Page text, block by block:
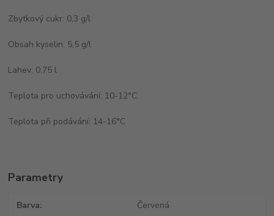
Zbytkový cukr: 0,3 g/l
Obsah kyselin: 5,5 g/l
Lahev: 0,75 l
Teplota pro uchovávání: 10-12°C
Teplota při podávání: 14-16°C
Parametry
Barva Červená